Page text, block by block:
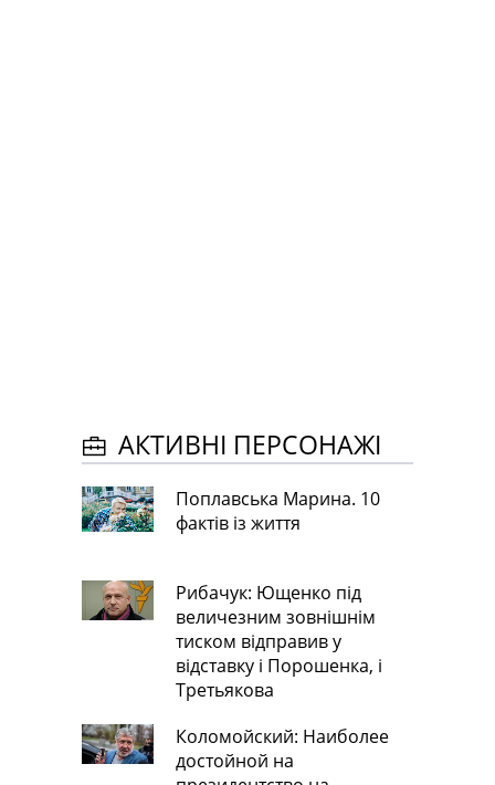
АКТИВНІ ПЕРСОНАЖІ
Поплавська Марина. 10
фактів із життя
Рибачук: Ющенко під
величезним зовнішнім
тиском відправив у
відставку і Порошенка, і
Третьякова
Коломойский: Наиболее
достойной на